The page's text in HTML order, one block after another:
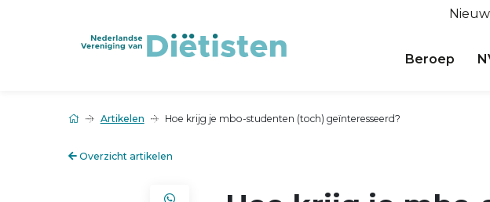
Beroep
Artikelen Hoe krijg je mbo-studenten (toch) geïnteresseerd?
Overzicht artikelen